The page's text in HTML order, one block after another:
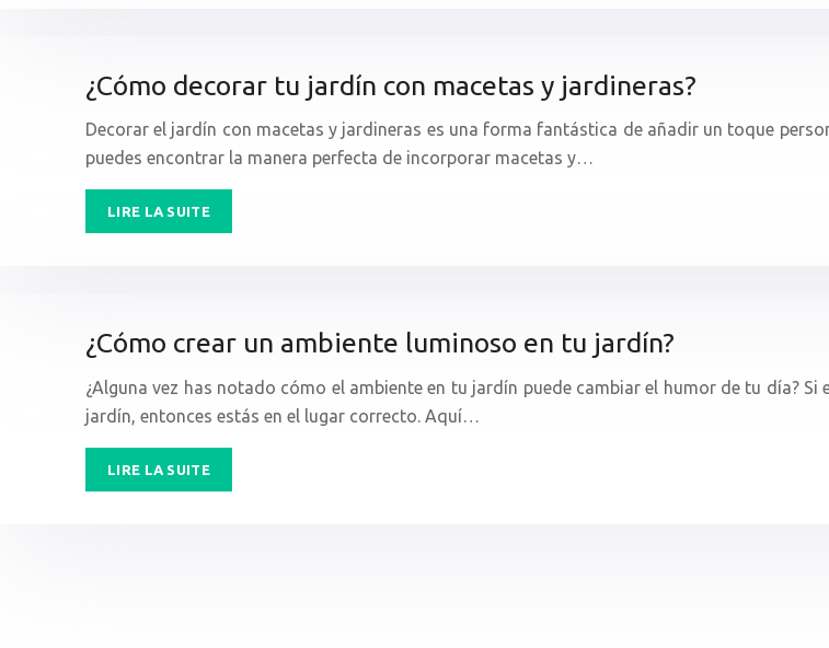
¿Cómo decorar tu jardín con macetas y jardineras?
Decorar el jardín con macetas y jardineras es una forma fantástica de añadir un toque
puedes encontrar la manera perfecta de incorporar macetas y…
LIRE LA SUITE
¿Cómo crear un ambiente luminoso en tu jardín?
¿Alguna vez has notado cómo el ambiente en tu jardín puede cambiar el humor de tu día?
jardín, entonces estás en el lugar correcto. Aquí…
LIRE LA SUITE